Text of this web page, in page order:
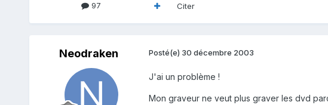
97 Citer
Neodraken Posté(e) 30 décembre 2003
J'ai un problème !
Mon graveur ne veut plus graver les dvd